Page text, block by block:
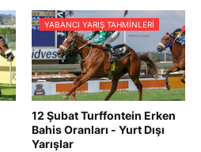
YABANCI YARIŞ TAHMINLERI
12 Şubat Turffontein Erken
Bahis Oranları - Yurt Dışı
Yarışlar